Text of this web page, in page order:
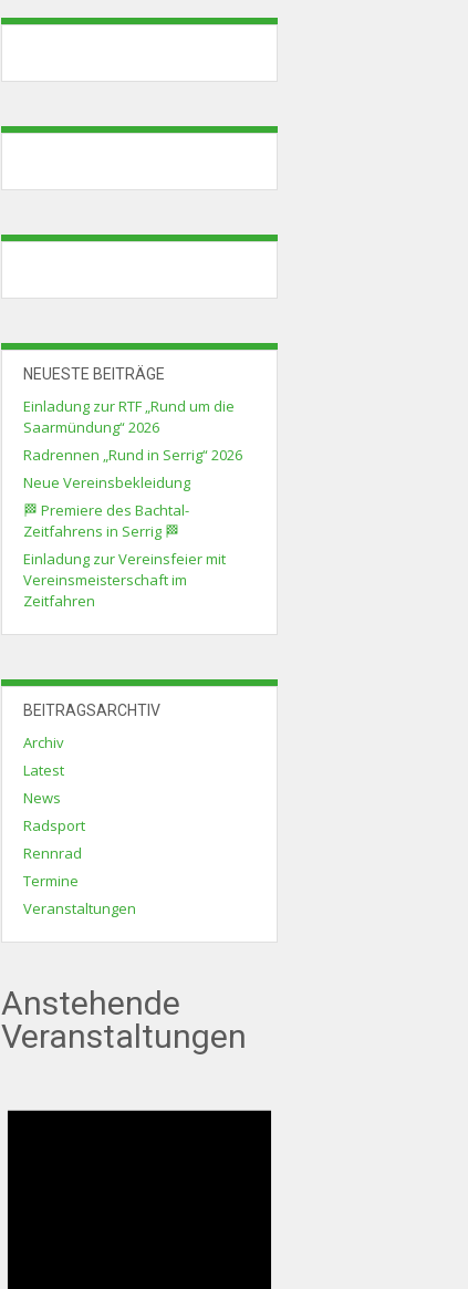
NEUESTE BEITRÄGE
Einladung zur RTF „Rund um die
Saarmündung“ 2026
Radrennen „Rund in Serrig“ 2026
Neue Vereinsbekleidung
🏁 Premiere des Bachtal-
Zeitfahrens in Serrig 🏁
Einladung zur Vereinsfeier mit
Vereinsmeisterschaft im
Zeitfahren
BEITRAGSARCHTIV
Archiv
Latest
News
Radsport
Rennrad
Termine
Veranstaltungen
Anstehende
Veranstaltungen